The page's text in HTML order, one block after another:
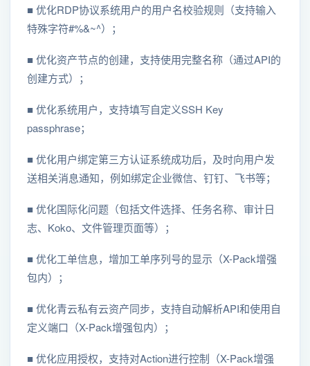
■ 优化RDP协议系统用户的用户名校验规则（支持输入
特殊字符#%&~^）；
■ 优化资产节点的创建，支持使用完整名称（通过API的
创建方式）；
■ 优化系统用户，支持填写自定义SSH Key
passphrase；
■ 优化用户绑定第三方认证系统成功后，及时向用户发
送相关消息通知，例如绑定企业微信、钉钉、飞书等；
■ 优化国际化问题（包括文件选择、任务名称、审计日
志、Koko、文件管理页面等）；
■ 优化工单信息，增加工单序列号的显示（X-Pack增强
包内）；
■ 优化青云私有云资产同步，支持自动解析API和使用自
定义端口（X-Pack增强包内）；
■ 优化应用授权，支持对Action进行控制（X-Pack增强